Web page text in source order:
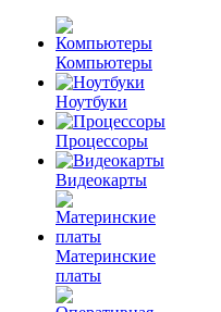
Компьютеры
Ноутбуки
Процессоры
Видеокарты
Материнские
платы